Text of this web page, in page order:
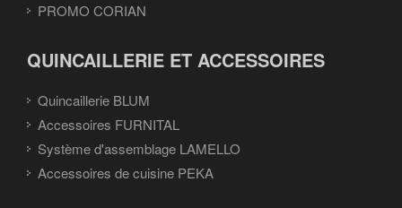
PROMO CORIAN
QUINCAILLERIE ET ACCESSOIRES
Quincaillerie BLUM
Accessoires FURNITAL
Système d'assemblage LAMELLO
Accessoires de cuisine PEKA